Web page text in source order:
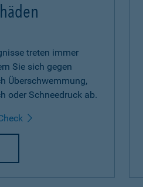
treten immer
Sie sich gegen
Überschwemmung,
oder Schneedruck ab.